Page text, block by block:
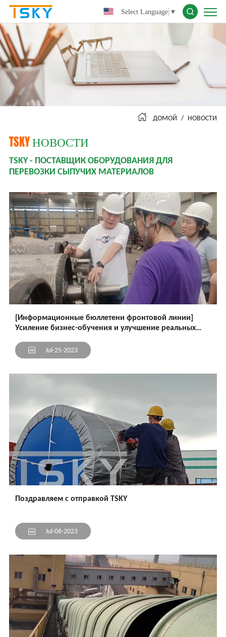
Talented
Sky
Industry
Co.,
Ltd.
Select Language ▼
ДОМОЙ НОВОСТИ
TSKYНОВОСТИ
TSKY - ПОСТАВЩИК ОБОРУДОВАНИЯ ДЛЯ
ПЕРЕВОЗКИ СЫПУЧИХ МАТЕРИАЛОВ
[Информационные бюллетени фронтовой линии]
Усиление бизнес-обучения и улучшение реальных
Jul-25-2023
Поздравляем с отправкой TSKY
Jul-06-2023